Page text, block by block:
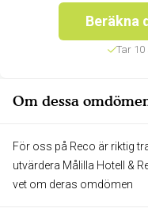
Beräkna
Tar 10
Om dessa
För oss på Reco är riktig
utvärdera Målilla Hotell &
vet om deras omdömen